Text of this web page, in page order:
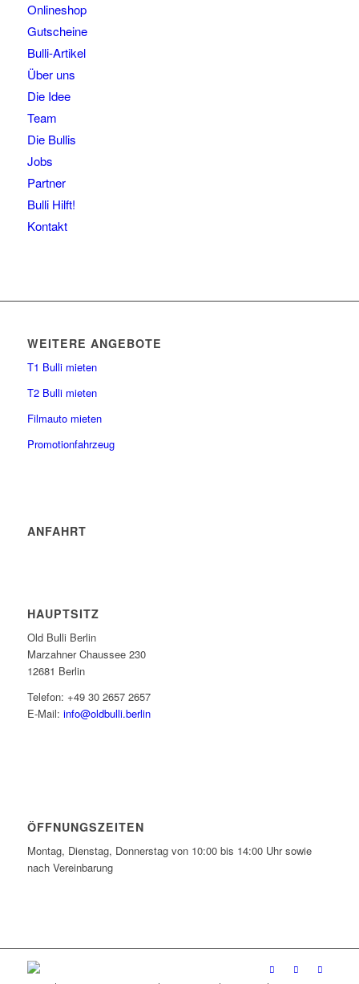
Onlineshop
Gutscheine
Bulli-Artikel
Über uns
Die Idee
Team
Die Bullis
Jobs
Partner
Bulli Hilft!
Kontakt
WEITERE ANGEBOTE
T1 Bulli mieten
T2 Bulli mieten
Filmauto mieten
Promotionfahrzeug
ANFAHRT
HAUPTSITZ
Old Bulli Berlin
Marzahner Chaussee 230
12681 Berlin
Telefon: +49 30 2657 2657
E-Mail: info@oldbulli.berlin
ÖFFNUNGSZEITEN
Montag, Dienstag, Donnerstag von 10:00 bis 14:00 Uhr sowie
nach Vereinbarung